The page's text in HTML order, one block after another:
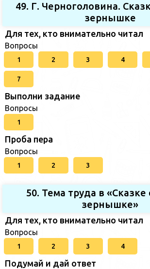
49. Г. Черноголовина.
зернышке
Для тех, кто внимательно читал
Вопросы
1 2 3 4
7
Выполни задание
Вопросы
1
Проба пера
Вопросы
1 2 3
50. Тема труда в
зернышке»
Для тех, кто внимательно читал
Вопросы
1 2 3 4
Подумай и дай ответ